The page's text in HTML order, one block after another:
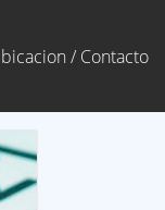
/ Contacto